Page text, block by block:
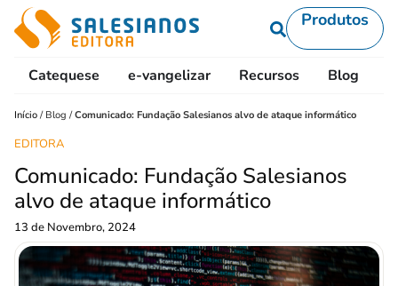
Produtos
Catequese e-vangelizar Recursos Blog
Início / Blog /Comunicado: Fundação Salesianos alvo de ataque informático
EDITORA
Comunicado: Fundação Salesianos
alvo de ataque informático
13 de Novembro, 2024